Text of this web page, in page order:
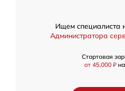
Ищем специалиста
Администратора
Стартовая
от 45,000 ₽